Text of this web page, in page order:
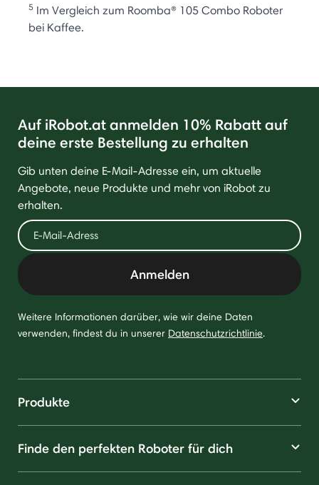
5 Im Vergleich zum Roomba® 105 Combo Roboter
bei Kaffee.
Auf iRobot.at anmelden 10% Rabatt auf
deine erste Bestellung zu erhalten
Gib unten deine E-Mail-Adresse ein, um aktuelle
Angebote, neue Produkte und mehr von iRobot zu
erhalten.
Anmelden
Weitere Informationen darüber, wie wir deine Daten
verwenden, findest du in unserer Datenschutzrichtlinie.
Produkte
Finde den perfekten Roboter für dich